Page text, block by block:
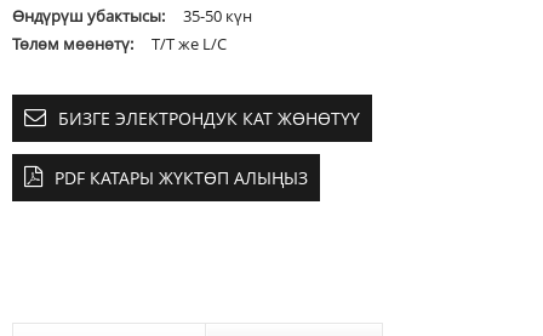
Өндүрүш убактысы:
35-50 күн
Төлөм мөөнөтү:
T/T же L/C
БИЗГЕ ЭЛЕКТРОНДУК КАТ ЖӨНӨТҮҮ
PDF КАТАРЫ ЖҮКТӨП АЛЫҢЫЗ